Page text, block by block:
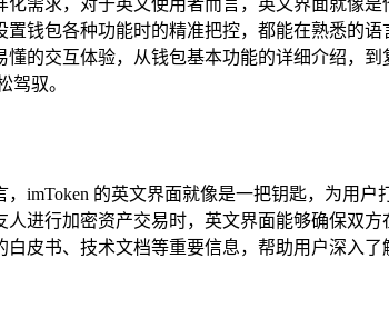
钱包各种功能时的精准把控，都能在熟悉的
的交互体验，从钱包基本功能的详细介绍，
驾驭。
imToken 的英文界面就像是一把钥匙，为用
进行加密资产交易时，英文界面能够确保双
皮书、技术文档等重要信息，帮助用户深入